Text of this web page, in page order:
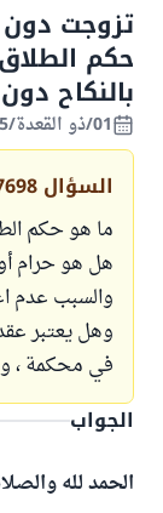
تزوجت
حكم
بالنكاح
01/ذو القعدة/1435 الموافق 27/أغسطس/2014
السؤال
ما هو حكم
هل هو حرام
والسبب عدم
وهل يعتبر
في محكمة ،
الجواب
الحمد لله